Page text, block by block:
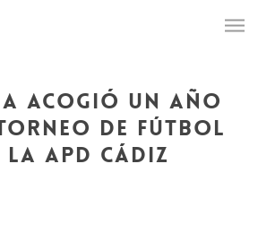
acogió un año
de fútbol
la apd cádiz